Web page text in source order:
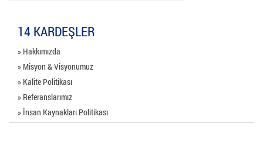
14 KARDEŞLER
» Hakkımızda
» Misyon & Visyonumuz
» Kalite Politikası
» Referanslarımız
» İnsan Kaynakları Politikası